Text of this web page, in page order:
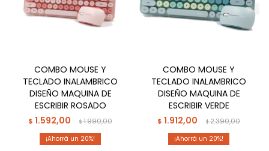
COMBO MOUSE Y
TECLADO INALAMBRICO
DISEÑO MAQUINA DE
ESCRIBIR ROSADO
$ 1.592,00 $1.990,00
20
COMBO MOUSE Y
TECLADO INALAMBRICO
DISEÑO MAQUINA DE
ESCRIBIR VERDE
$ 1.912,00 $2.390,00
20